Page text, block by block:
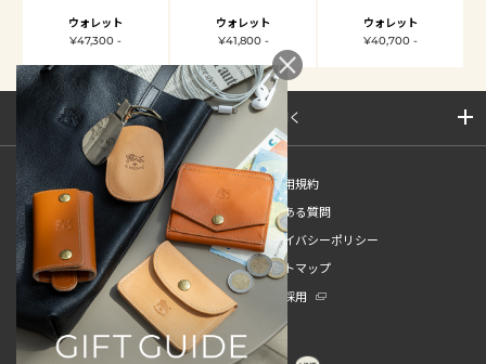
ウォレット
¥47,300 -
ウォレット
¥41,800 -
ウォレット
¥40,700 -
サイトマップを開く
新規会員登録
ご利用規約
ご利用ガイド
よくある質問
特定商取引法
プライバシーポリシー
お問い合わせ
サイトマップ
販売スタッフ中途採用
新卒採用